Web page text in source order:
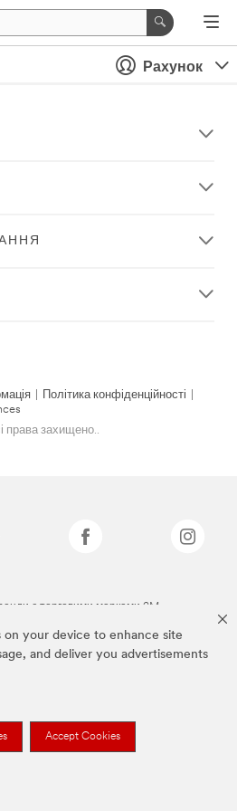
on your device to enhance site
and deliver you advertisements
Accept Cookies
Рахунок
Політика конфіденційності
захищено..
є торговими марками 3M.